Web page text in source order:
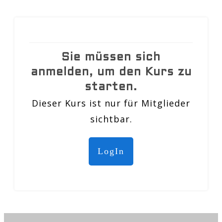
Sie müssen sich
anmelden, um den Kurs zu
starten.
Dieser Kurs ist nur für Mitglieder
sichtbar.
LogIn